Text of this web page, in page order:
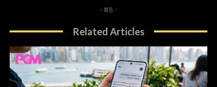
- 廣告 -
Related Articles